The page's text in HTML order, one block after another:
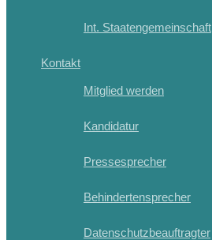
Int. Staatengemeinschaft
Kontakt
Mitglied werden
Kandidatur
Pressesprecher
Behindertensprecher
Datenschutzbeauftragter